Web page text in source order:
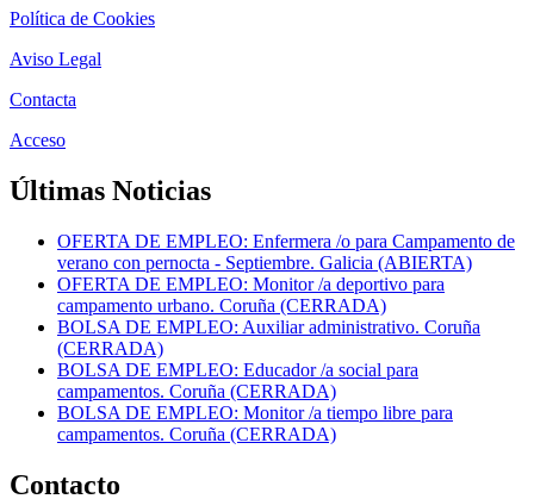
Política de Cookies
Aviso Legal
Contacta
Acceso
Últimas Noticias
OFERTA DE EMPLEO: Enfermera /o para Campamento de
verano con pernocta - Septiembre. Galicia (ABIERTA)
OFERTA DE EMPLEO: Monitor /a deportivo para
campamento urbano. Coruña (CERRADA)
BOLSA DE EMPLEO: Auxiliar administrativo. Coruña
(CERRADA)
BOLSA DE EMPLEO: Educador /a social para
campamentos. Coruña (CERRADA)
BOLSA DE EMPLEO: Monitor /a tiempo libre para
campamentos. Coruña (CERRADA)
Contacto